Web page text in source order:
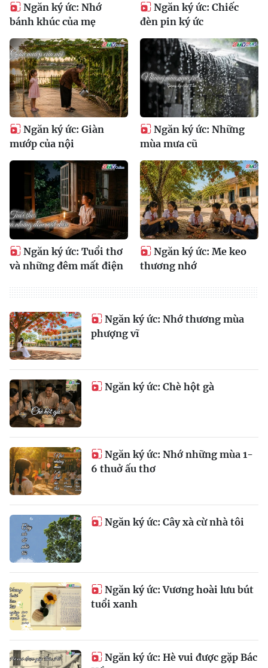
Ngăn ký ức: Nhớ
bánh khúc của mẹ
Ngăn ký ức: Chiếc
đèn pin ký ức
Ngăn ký ức: Giàn
mướp của nội
Ngăn ký ức: Những
mùa mưa cũ
Ngăn ký ức: Tuổi thơ
và những đêm mất điện
Ngăn ký ức: Me keo
thương nhớ
Ngăn ký ức: Nhớ thương mùa
phượng vĩ
Ngăn ký ức: Chè hột gà
Ngăn ký ức: Nhớ những mùa 1-
6 thuở ấu thơ
Ngăn ký ức: Cây xà cừ nhà tôi
Ngăn ký ức: Vương hoài lưu bút
tuổi xanh
Ngăn ký ức: Hè vui được gặp Bác